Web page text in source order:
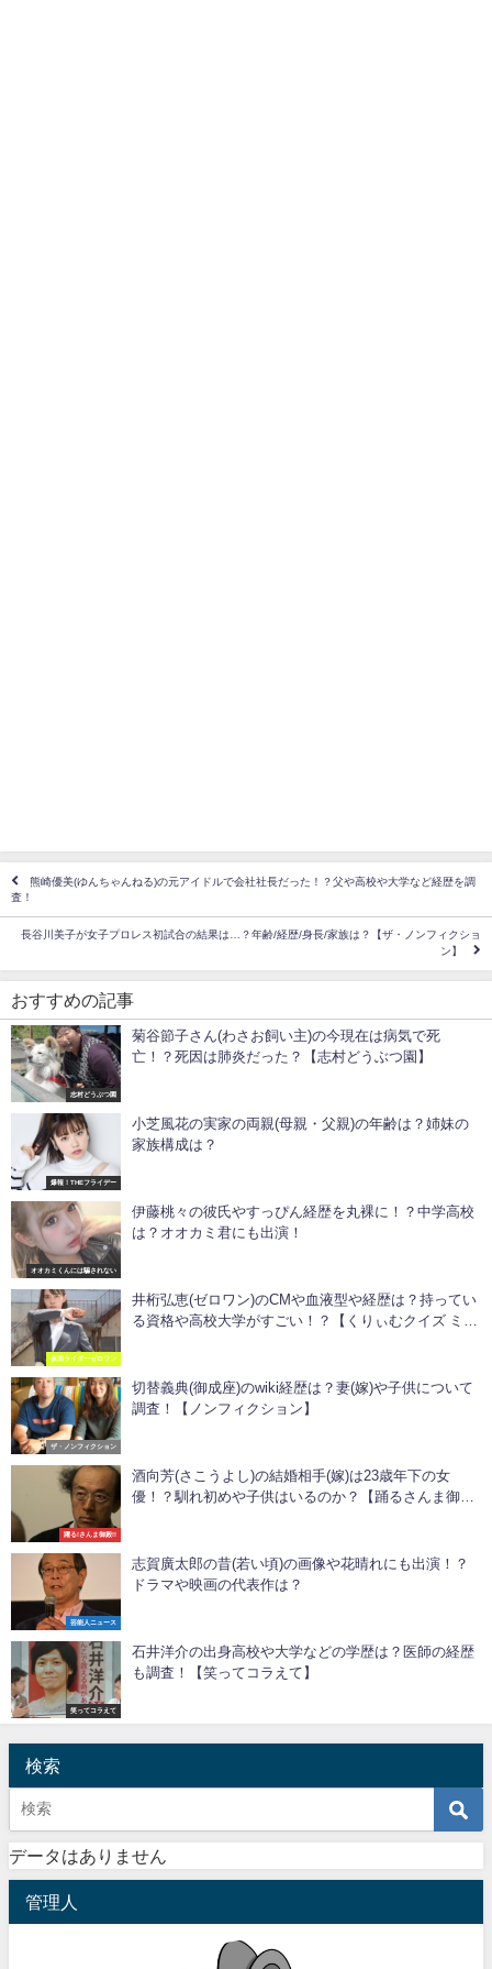
熊崎優美(ゆんちゃんねる)の元アイドルで会社社長だった！？父や高校や大学など経歴を調
査！
長谷川美子が女子プロレス初試合の結果は…？年齢/経歴/身長/家族は？【ザ・ノンフィクショ
ン】
おすすめの記事
志村どうぶつ園
菊谷節子さん(わさお飼い主)の今現在は病気で死
亡！？死因は肺炎だった？【志村どうぶつ園】
爆報！THEフライデー
小芝風花の実家の両親(母親・父親)の年齢は？姉妹の
家族構成は？
オオカミくんには騙されない
伊藤桃々の彼氏やすっぴん経歴を丸裸に！？中学高校
は？オオカミ君にも出演！
仮面ライダーゼロワン
井桁弘恵(ゼロワン)のCMや血液型や経歴は？持ってい
る資格や高校大学がすごい！？【くりぃむクイズ ミラ
ザ・ノンフィクション
切替義典(御成座)のwiki経歴は？妻(嫁)や子供について
調査！【ノンフィクション】
躍る!さんま御殿!!
酒向芳(さこうよし)の結婚相手(嫁)は23歳年下の女
優！？馴れ初めや子供はいるのか？【踊るさんま御
芸能人ニュース
志賀廣太郎の昔(若い頃)の画像や花晴れにも出演！？
ドラマや映画の代表作は？
笑ってコラえて
石井洋介の出身高校や大学などの学歴は？医師の経歴
も調査！【笑ってコラえて】
検索
データはありません
管理人